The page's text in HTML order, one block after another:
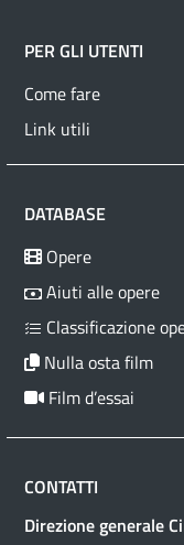
PER GLI UTENTI
Come fare
Link utili
DATABASE
Opere
Aiuti alle opere
Classificazione
Nulla osta film
Film d’essai
CONTATTI
Direzione generale